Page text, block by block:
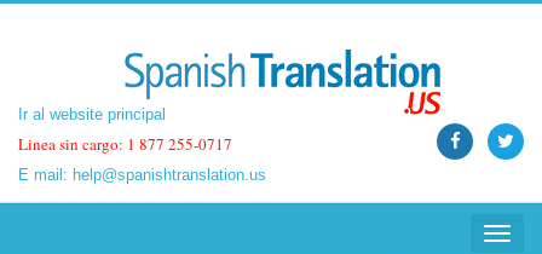
Ir al website principal
Linea sin cargo: 1 877 255-0717
E mail: help@spanishtranslation.us
Toggle
Ir al website principal
Linea sin cargo: 1 877 255-0717
E mail: help@spanishtranslation.us
Toggle
Spanish Translation Blog